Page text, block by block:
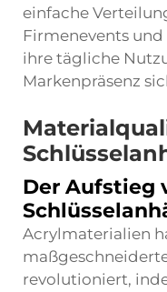
einfache
Firmenevents
ihre tägliche
Markenpräsenz
Der Aufstieg
Acrylmaterialien
revolutioniert,